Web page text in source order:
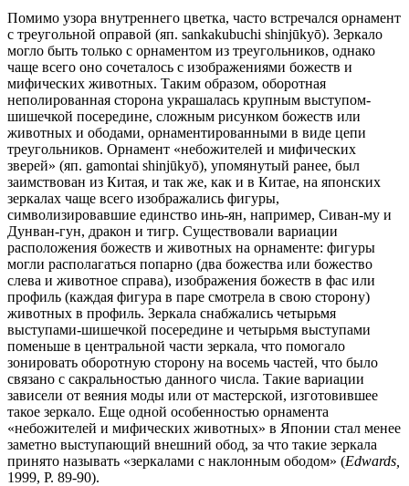
Помимо узора внутреннего цветка, часто встречался орнамент
с треугольной оправой (яп. sankakubuchi shinjūkyō). Зеркало
могло быть только с орнаментом из треугольников, однако
чаще всего оно сочеталось с изображениями божеств и
мифических животных. Таким образом, оборотная
неполированная сторона украшалась крупным выступом-
шишечкой посередине, сложным рисунком божеств или
животных и ободами, орнаментированными в виде цепи
треугольников. Орнамент «небожителей и мифических
зверей» (яп. gamontai shinjūkyō), упомянутый ранее, был
заимствован из Китая, и так же, как и в Китае, на японских
зеркалах чаще всего изображались фигуры,
символизировавшие единство инь-ян, например, Сиван-му и
Дунван-гун, дракон и тигр. Существовали вариации
расположения божеств и животных на орнаменте: фигуры
могли располагаться попарно (два божества или божество
слева и животное справа), изображения божеств в фас или
профиль (каждая фигура в паре смотрела в свою сторону)
животных в профиль. Зеркала снабжались четырьмя
выступами-шишечкой посередине и четырьмя выступами
поменьше в центральной части зеркала, что помогало
зонировать оборотную сторону на восемь частей, что было
связано с сакральностью данного числа. Такие вариации
зависели от веяния моды или от мастерской, изготовившее
такое зеркало. Еще одной особенностью орнамента
«небожителей и мифических животных» в Японии стал менее
заметно выступающий внешний обод, за что такие зеркала
принято называть «зеркалами с наклонным ободом» (Edwards
1999, P. 89-90).